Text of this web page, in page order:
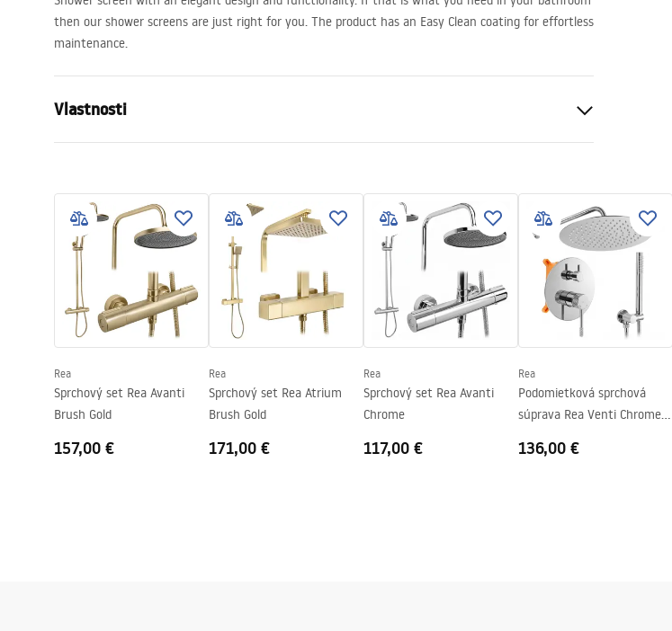
then our shower screens are just right for you. The product has an Easy Clean coating for effortless
maintenance.
Vlastnosti
Typ kabíny
Vstúpiť
Farba skla
Transparent 6mm
Spôsob otvárania
Séria
Výška
mm
Záruka
24 mesiacov
Rea
Sprchový set Rea Avanti
Brush Gold
157,00 €
Rea
Sprchový set Rea Atrium
Brush Gold
171,00 €
Rea
Sprchový set Rea Avanti
Chrome
117,00 €
Rea
Podomietková sprchová
súprava Rea Venti Chrome +
136,00 €